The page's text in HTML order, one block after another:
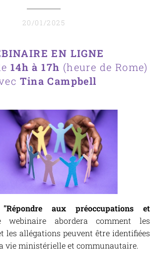
20/01/2025
EN LIGNE
14h à 17h (heure de Rome)
Tina Campbell
"Répondre aux préoccupations et
webinaire abordera comment les
les allégations peuvent être identifiées
vie ministérielle et communautaire.